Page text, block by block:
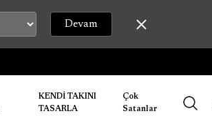
Devam
KENDİ TAKINI
TASARLA
Çok
Satanlar